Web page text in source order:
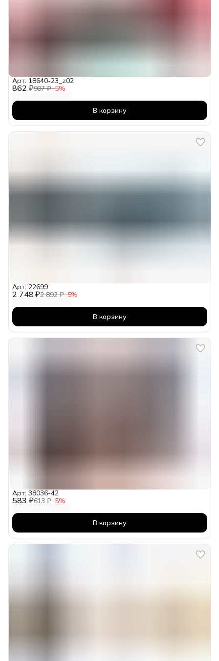
862 ₽907 ₽−5%
Арт: 18640-23_z02
В корзину
2 748 ₽2 892 ₽−5%
Арт: 22699
В корзину
583 ₽613 ₽−5%
Арт: 38036-42
В корзину